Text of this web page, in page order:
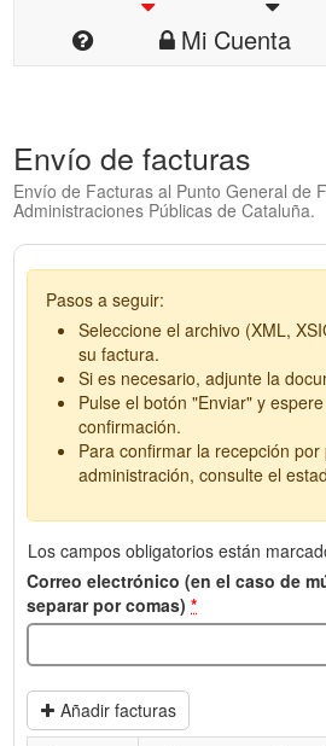
Mi Cuenta
Envío de facturas
Envío de Facturas al Punto General de
Administraciones Públicas de Cataluña.
Pasos a seguir:
Seleccione el archivo (XML,
su factura.
Si es necesario, adjunte la
Pulse el botón "Enviar" y
confirmación.
Para confirmar la recepción
administración, consulte el
Los campos obligatorios están
Correo electrónico (en el caso de
separar por comas) *
Añadir facturas